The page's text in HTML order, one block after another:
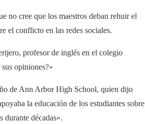
no cree que los maestros deban rehuir el
el conflicto en las redes sociales.
profesor de inglés en el colegio
opiniones?»
de Ann Arbor High School, quien dijo
la educación de los estudiantes sobre
durante décadas».